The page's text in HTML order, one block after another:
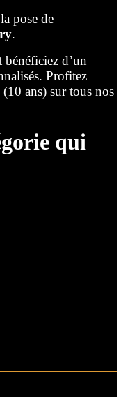
pose de
.
d’un
Profitez
(10 ans) sur tous nos
qui